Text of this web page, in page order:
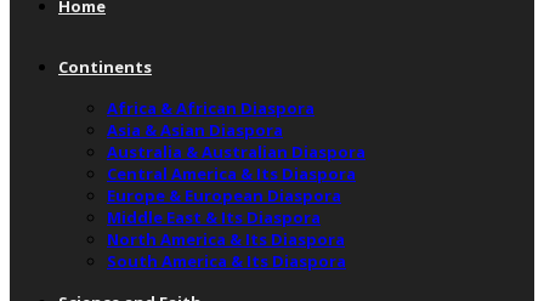
Home
Continents
Africa & African Diaspora
Asia & Asian Diaspora
Australia & Australian Diaspora
Central America & Its Diaspora
Europe & European Diaspora
Middle East & Its Diaspora
North America & Its Diaspora
South America & Its Diaspora